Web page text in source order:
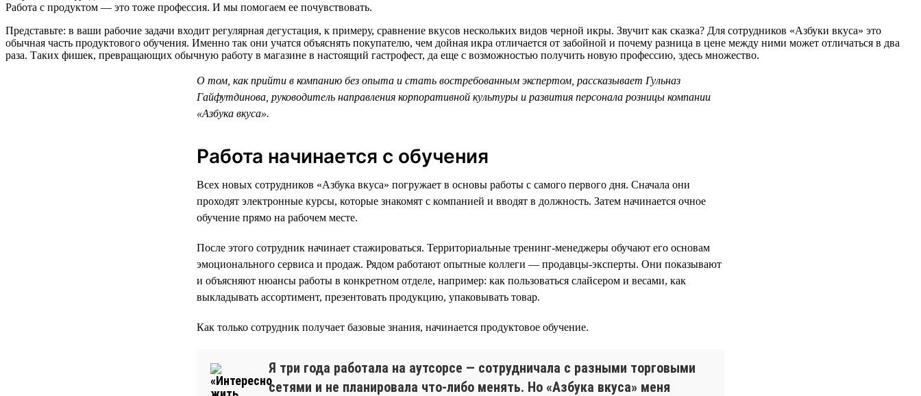
Работа с продуктом — это тоже профессия. И мы помогаем ее почувствовать.
Представьте: в ваши рабочие задачи входит регулярная дегустация, к примеру, сравнение вкусов нескольких видов черной икры. Звучит как сказка? Для сотрудников «Азбуки вкуса» это
обычная часть продуктового обучения. Именно так они учатся объяснять покупателю, чем дойная икра отличается от забойной и почему разница в цене между ними может отличаться в два
раза. Таких фишек, превращающих обычную работу в магазине в настоящий гастрофест, да еще с возможностью получить новую профессию, здесь множество.
О том, как прийти в компанию без опыта и стать востребованным экспертом, рассказывает Гульназ
Гайфутдинова, руководитель направления корпоративной культуры и развития персонала розницы компании
«Азбука вкуса».
Работа начинается с обучения
Всех новых сотрудников «Азбука вкуса» погружает в основы работы с самого первого дня. Сначала они
проходят электронные курсы, которые знакомят с компанией и вводят в должность. Затем начинается очное
обучение прямо на рабочем месте.
После этого сотрудник начинает стажироваться. Территориальные тренинг-менеджеры обучают его основам
эмоционального сервиса и продаж. Рядом работают опытные коллеги — продавцы-эксперты. Они показывают
и объясняют нюансы работы в конкретном отделе, например: как пользоваться слайсером и весами, как
выкладывать ассортимент, презентовать продукцию, упаковывать товар.
Как только сотрудник получает базовые знания, начинается продуктовое обучение.
Я три года работала на аутсорсе — сотрудничала с разными торговыми
сетями и не планировала что-либо менять. Но «Азбука вкуса» меня